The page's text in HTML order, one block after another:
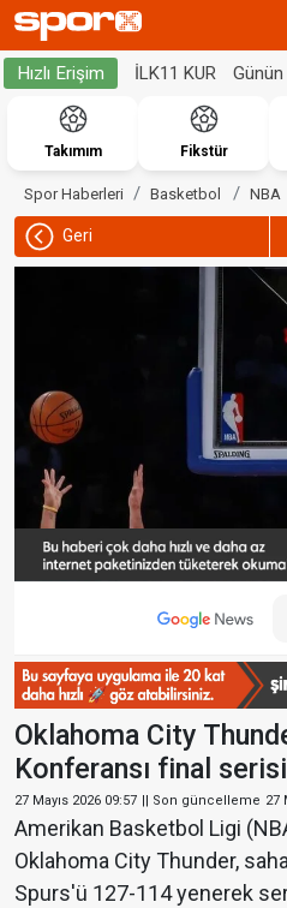
Hızlı Erişim İLK11 KUR
Takımım Fikstür
Spor Haberleri Basketbol NBA
Geri
Oklahoma City
Konferansı final
27 Mayıs 2026 09:57 || Son güncelleme 27
Amerikan Basketbol Ligi
Oklahoma City Thunder,
Spurs'ü 127-114 yenerek